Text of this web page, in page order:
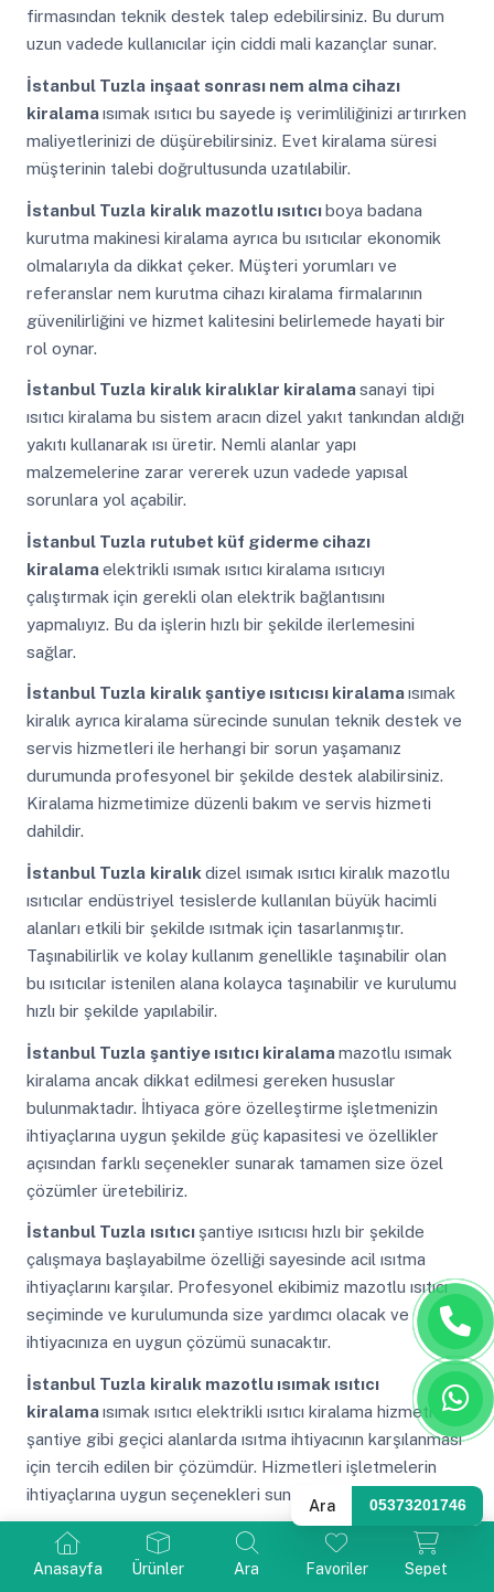
Anasayfa Ürünler Ara Favoriler Sepet
firmasından teknik destek talep edebilirsiniz. Bu durum
uzun vadede kullanıcılar için ciddi mali kazançlar sunar.
İstanbul Tuzla inşaat sonrası nem alma cihazı
kiralamaısımak ısıtıcı bu sayede iş verimliliğinizi artırırken
maliyetlerinizi de düşürebilirsiniz. Evet kiralama süresi
müşterinin talebi doğrultusunda uzatılabilir.
İstanbul Tuzla kiralık mazotlu ısıtıcıboya badana
kurutma makinesi kiralama ayrıca bu ısıtıcılar ekonomik
olmalarıyla da dikkat çeker. Müşteri yorumları ve
referanslar nem kurutma cihazı kiralama firmalarının
güvenilirliğini ve hizmet kalitesini belirlemede hayati bir
rol oynar.
İstanbul Tuzla kiralık kiralıklar kiralamasanayi tipi
ısıtıcı kiralama bu sistem aracın dizel yakıt tankından aldığı
yakıtı kullanarak ısı üretir. Nemli alanlar yapı
malzemelerine zarar vererek uzun vadede yapısal
sorunlara yol açabilir.
İstanbul Tuzla rutubet küf giderme cihazı
kiralamaelektrikli ısımak ısıtıcı kiralama ısıtıcıyı
çalıştırmak için gerekli olan elektrik bağlantısını
yapmalıyız. Bu da işlerin hızlı bir şekilde ilerlemesini
sağlar.
İstanbul Tuzla kiralık şantiye ısıtıcısı kiralamaısımak
kiralık ayrıca kiralama sürecinde sunulan teknik destek ve
servis hizmetleri ile herhangi bir sorun yaşamanız
durumunda profesyonel bir şekilde destek alabilirsiniz.
Kiralama hizmetimize düzenli bakım ve servis hizmeti
dahildir.
İstanbul Tuzla kiralık dizel ısımak ısıtıcı kiralık mazotlu
ısıtıcılar endüstriyel tesislerde kullanılan büyük hacimli
alanları etkili bir şekilde ısıtmak için tasarlanmıştır.
Taşınabilirlik ve kolay kullanım genellikle taşınabilir olan
bu ısıtıcılar istenilen alana kolayca taşınabilir ve kurulumu
hızlı bir şekilde yapılabilir.
İstanbul Tuzla şantiye ısıtıcı kiralamamazotlu ısımak
kiralama ancak dikkat edilmesi gereken hususlar
bulunmaktadır. İhtiyaca göre özelleştirme işletmenizin
ihtiyaçlarına uygun şekilde güç kapasitesi ve özellikler
açısından farklı seçenekler sunarak tamamen size özel
çözümler üretebiliriz.
İstanbul Tuzla ısıtıcı şantiye ısıtıcısı hızlı bir şekilde
çalışmaya başlayabilme özelliği sayesinde acil ısıtma
ihtiyaçlarını karşılar. Profesyonel ekibimiz mazotlu ısıtıcı
seçiminde ve kurulumunda size yardımcı olacak ve
ihtiyacınıza en uygun çözümü sunacaktır.
İstanbul Tuzla kiralık mazotlu ısımak ısıtıcı
kiralamaısımak ısıtıcı elektrikli ısıtıcı kiralama hizmeti
şantiye gibi geçici alanlarda ısıtma ihtiyacının karşılanması
için tercih edilen bir çözümdür. Hizmetleri işletmelerin
ihtiyaçlarına uygun seçenekleri sunarak esneklik sağlar.
İstanbul Tuzla
kiralık trifaze elektrikli ısıtıcı kiralama
kiralama kiralama mazotlu ısıtıcıların ısıtma gücü
Ara 05373201746